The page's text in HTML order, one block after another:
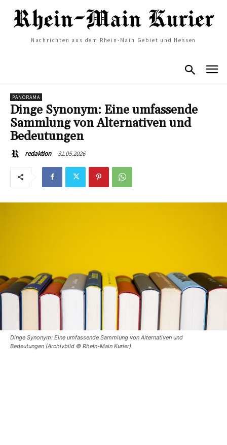
Nachrichten aus dem Rhein-Main Gebiet und Hessen
PANORAMA
Dinge Synonym: Eine umfassende
Sammlung von Alternativen und
Bedeutungen
redaktion 31.05.2026
Dinge Synonym: Eine umfassende Sammlung von Alternativen und
Bedeutungen (Archivbild © Rhein-Main Kurier)